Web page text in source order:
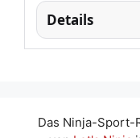
Details
Das Ninja-Sport-